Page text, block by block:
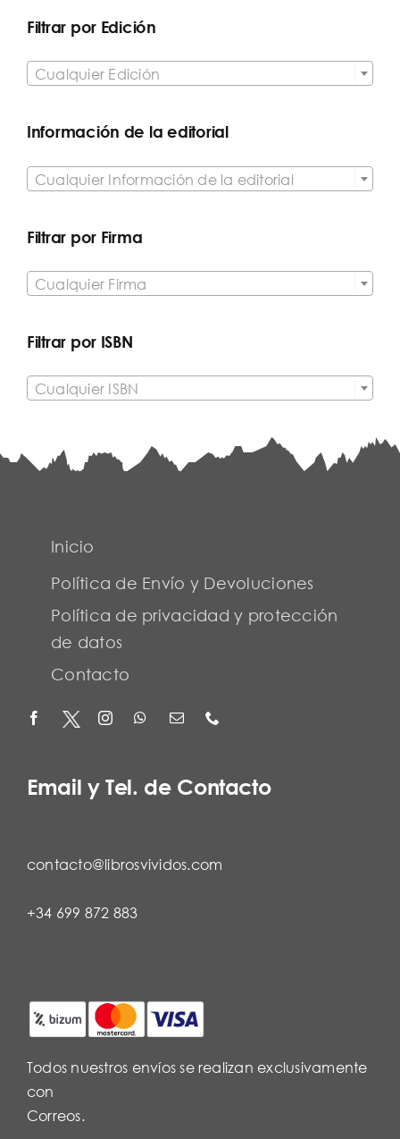
Filtrar por Edición
Cualquier Edición
Información de la editorial
Cualquier Información de la editorial
Filtrar por Firma
Cualquier Firma
Filtrar por ISBN
Cualquier ISBN
Inicio
Política de Envío y Devoluciones
Política de privacidad y protección
de datos
Contacto
Email y Tel. de Contacto
contacto@librosvividos.com
+34 699 872 883
Todos nuestros envíos se realizan exclusivamente
con
Correos.